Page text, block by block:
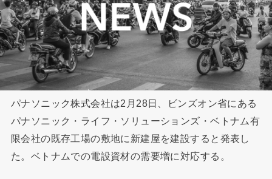
パナソニック株式会社は2月28日、ビンズオン省にある
パナソニック・ライフ・ソリューションズ・ベトナム有
限会社の既存工場の敷地に新建屋を建設すると発表し
た。ベトナムでの電設資材の需要増に対応する。